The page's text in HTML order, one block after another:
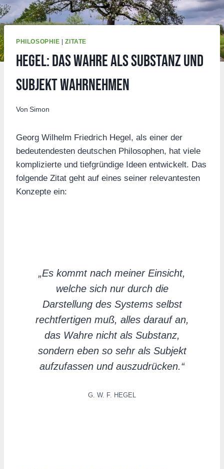
PHILOSOPHIE |ZITATE
Hegel: Das Wahre als Substanz und
Subjekt wahrnehmen
Von Simon
Georg Wilhelm Friedrich Hegel, als einer der
bedeutendesten deutschen Philosophen, hat viele
komplizierte und tiefgründige Ideen entwickelt. Das
folgende Zitat geht auf eines seiner relevantesten
Konzepte ein:
„Es kommt nach meiner Einsicht,
welche sich nur durch die
Darstellung des Systems selbst
rechtfertigen muß, alles darauf an,
das Wahre nicht als Substanz,
sondern eben so sehr als Subjekt
aufzufassen und auszudrücken.“
G. W. F. HEGEL